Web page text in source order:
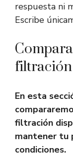
respuesta ni
Escribe
filtración
En esta
filtración
mantener tu
condiciones.